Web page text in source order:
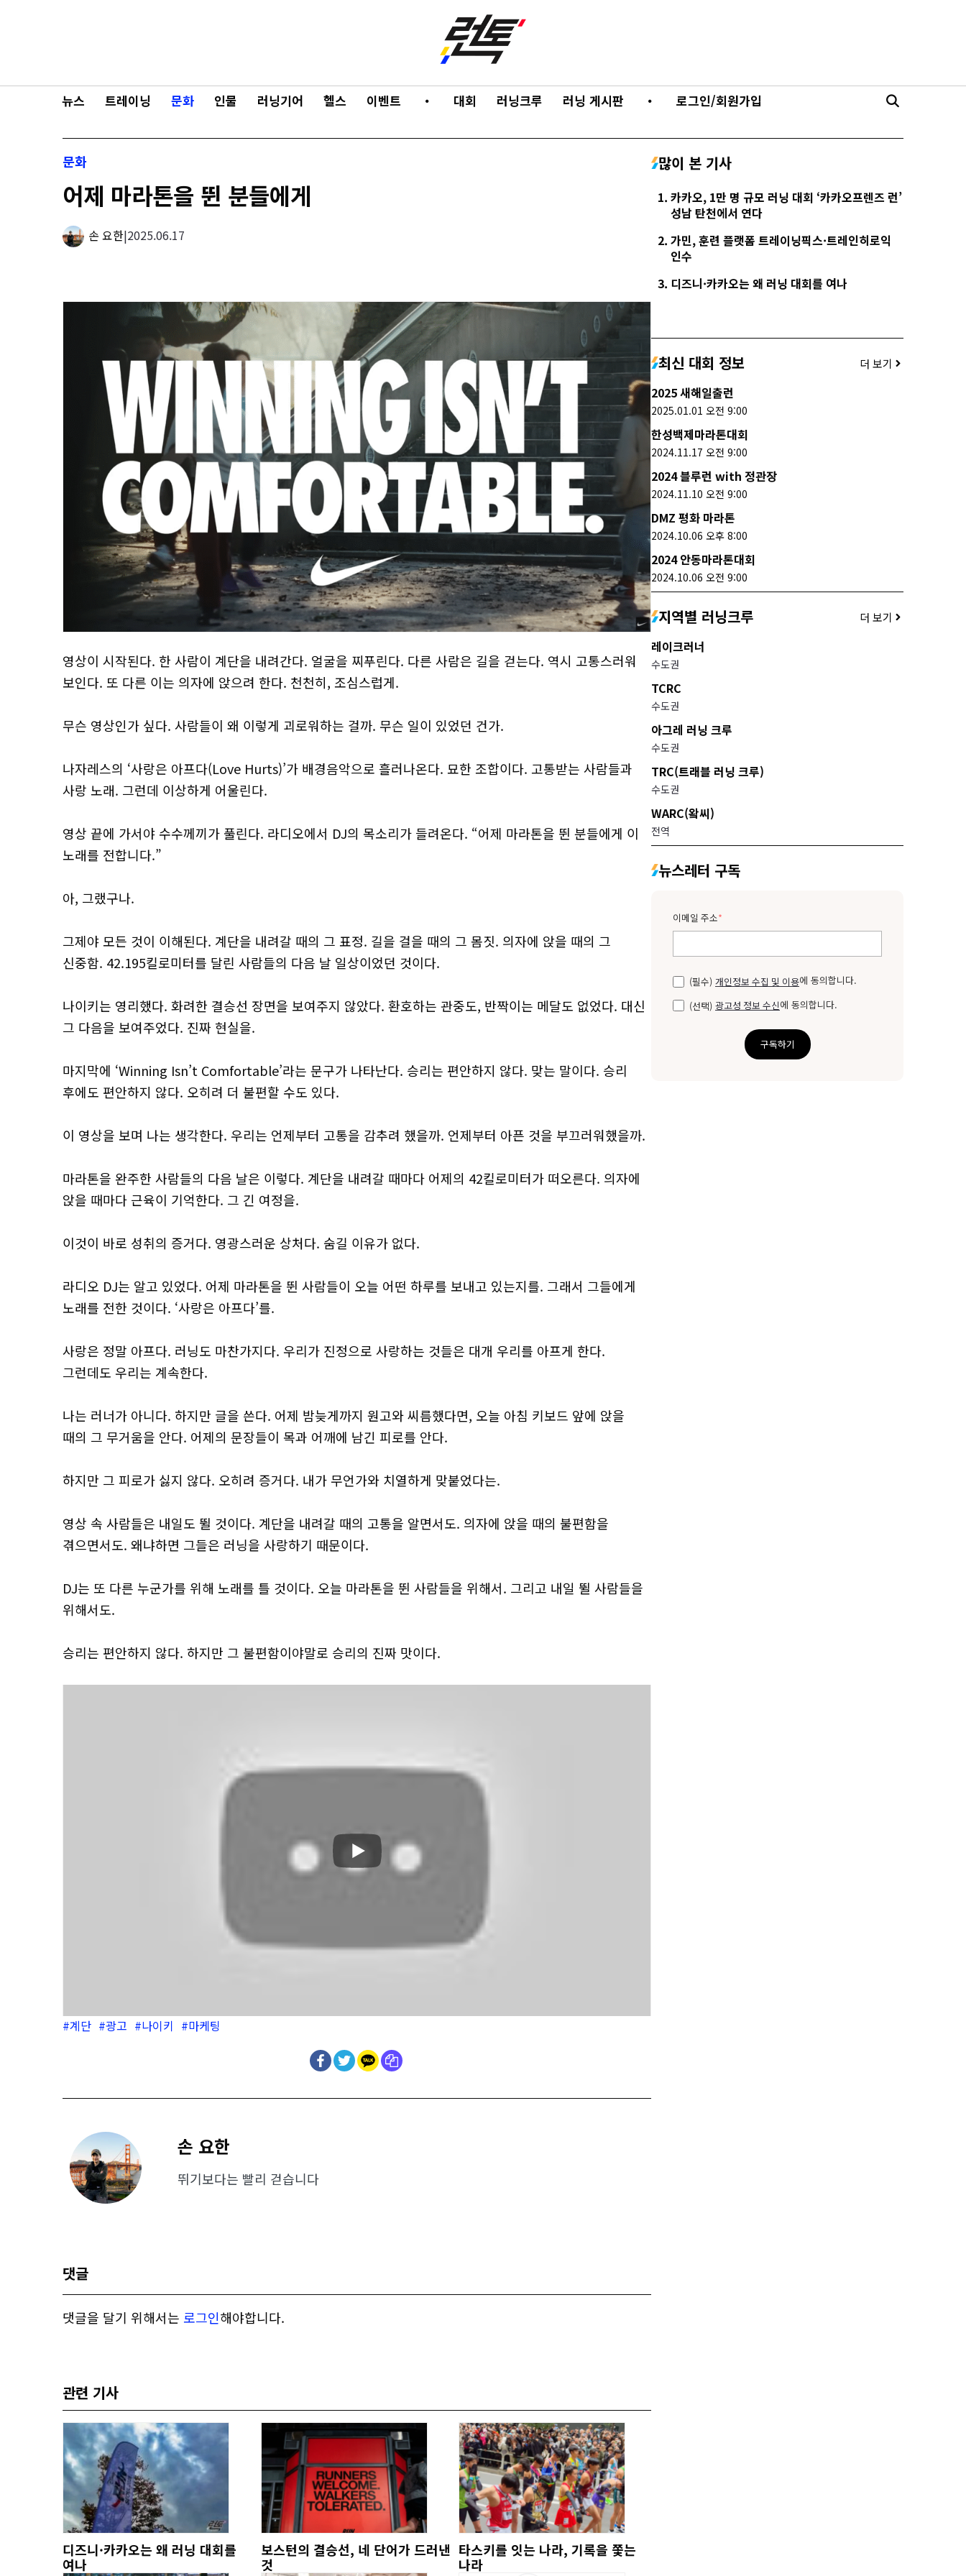
뉴스 트레이닝 문화 인물 러닝기어 헬스 이벤트 ・ 대회 러닝크루 러닝 게시판 ・ 로그인/회원가입
문화
어제 마라톤을 뛴 분들에게
손 요한|2025.06.17
영상이 시작된다. 한 사람이 계단을 내려간다. 얼굴을 찌푸린다. 다른 사람은 길을 걷는다. 역시 고통스러워
보인다. 또 다른 이는 의자에 앉으려 한다. 천천히, 조심스럽게.
무슨 영상인가 싶다. 사람들이 왜 이렇게 괴로워하는 걸까. 무슨 일이 있었던 건가.
나자레스의 ‘사랑은 아프다(Love Hurts)’가 배경음악으로 흘러나온다. 묘한 조합이다. 고통받는 사람들과
사랑 노래. 그런데 이상하게 어울린다.
영상 끝에 가서야 수수께끼가 풀린다. 라디오에서 DJ의 목소리가 들려온다. “어제 마라톤을 뛴 분들에게 이
노래를 전합니다.”
아, 그랬구나.
그제야 모든 것이 이해된다. 계단을 내려갈 때의 그 표정. 길을 걸을 때의 그 몸짓. 의자에 앉을 때의 그
신중함. 42.195킬로미터를 달린 사람들의 다음 날 일상이었던 것이다.
나이키는 영리했다. 화려한 결승선 장면을 보여주지 않았다. 환호하는 관중도, 반짝이는 메달도 없었다. 대신
그 다음을 보여주었다. 진짜 현실을.
마지막에 ‘Winning Isn’t Comfortable’라는 문구가 나타난다. 승리는 편안하지 않다. 맞는 말이다. 승리
후에도 편안하지 않다. 오히려 더 불편할 수도 있다.
이 영상을 보며 나는 생각한다. 우리는 언제부터 고통을 감추려 했을까. 언제부터 아픈 것을 부끄러워했을까.
마라톤을 완주한 사람들의 다음 날은 이렇다. 계단을 내려갈 때마다 어제의 42킬로미터가 떠오른다. 의자에
앉을 때마다 근육이 기억한다. 그 긴 여정을.
이것이 바로 성취의 증거다. 영광스러운 상처다. 숨길 이유가 없다.
라디오 DJ는 알고 있었다. 어제 마라톤을 뛴 사람들이 오늘 어떤 하루를 보내고 있는지를. 그래서 그들에게
노래를 전한 것이다. ‘사랑은 아프다’를.
사랑은 정말 아프다. 러닝도 마찬가지다. 우리가 진정으로 사랑하는 것들은 대개 우리를 아프게 한다.
그런데도 우리는 계속한다.
나는 러너가 아니다. 하지만 글을 쓴다. 어제 밤늦게까지 원고와 씨름했다면, 오늘 아침 키보드 앞에 앉을
때의 그 무거움을 안다. 어제의 문장들이 목과 어깨에 남긴 피로를 안다.
하지만 그 피로가 싫지 않다. 오히려 증거다. 내가 무언가와 치열하게 맞붙었다는.
영상 속 사람들은 내일도 뛸 것이다. 계단을 내려갈 때의 고통을 알면서도. 의자에 앉을 때의 불편함을
겪으면서도. 왜냐하면 그들은 러닝을 사랑하기 때문이다.
DJ는 또 다른 누군가를 위해 노래를 틀 것이다. 오늘 마라톤을 뛴 사람들을 위해서. 그리고 내일 뛸 사람들을
위해서도.
승리는 편안하지 않다. 하지만 그 불편함이야말로 승리의 진짜 맛이다.
계단 광고 나이키 마케팅
손 요한
뛰기보다는 빨리 걷습니다
댓글
댓글을 달기 위해서는 로그인해야합니다.
관련 기사
디즈니·카카오는 왜 러닝 대회를
여나
보스턴의 결승선, 네 단어가 드러낸
것
타스키를 잇는 나라, 기록을 쫓는
나라
많이 본 기사
카카오, 1만 명 규모 러닝 대회 ‘카카오프렌즈 런’
성남 탄천에서 연다
가민, 훈련 플랫폼 트레이닝픽스·트레인히로익
인수
디즈니·카카오는 왜 러닝 대회를 여나
최신 대회 정보 더 보기
2025 새해일출런
2025.01.01 오전 9:00
한성백제마라톤대회
2024.11.17 오전 9:00
2024 블루런 with 정관장
2024.11.10 오전 9:00
DMZ 평화 마라톤
2024.10.06 오후 8:00
2024 안동마라톤대회
2024.10.06 오전 9:00
지역별 러닝크루 더 보기
레이크러너
수도권
TCRC
수도권
아그레 러닝 크루
수도권
TRC(트래블 러닝 크루)
수도권
WARC(왘씨)
전역
뉴스레터 구독
이메일 주소*
(필수) 개인정보 수집 및 이용에 동의합니다.
(선택) 광고성 정보 수신에 동의합니다.
구독하기